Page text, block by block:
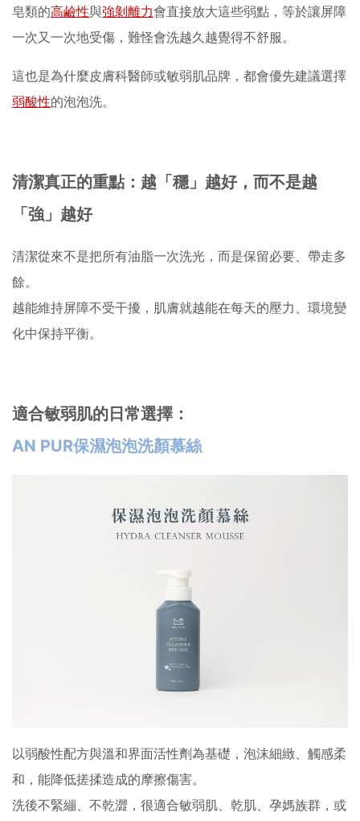
皂類的高鹼性與強剝離力會直接放大這些弱點，等於讓屏障
一次又一次地受傷，難怪會洗越久越覺得不舒服。
這也是為什麼皮膚科醫師或敏弱肌品牌，都會優先建議選擇
弱酸性的泡泡洗。
清潔真正的重點：越「穩」越好，而不是越
「強」越好
清潔從來不是把所有油脂一次洗光，而是保留必要、帶走多
餘。
越能維持屏障不受干擾，肌膚就越能在每天的壓力、環境變
化中保持平衡。
適合敏弱肌的日常選擇：
AN PUR保濕泡泡洗顏慕絲
以弱酸性配方與溫和界面活性劑為基礎，泡沫細緻、觸感柔
和，能降低搓揉造成的摩擦傷害。
洗後不緊繃、不乾澀，很適合敏弱肌、乾肌、孕媽族群，或